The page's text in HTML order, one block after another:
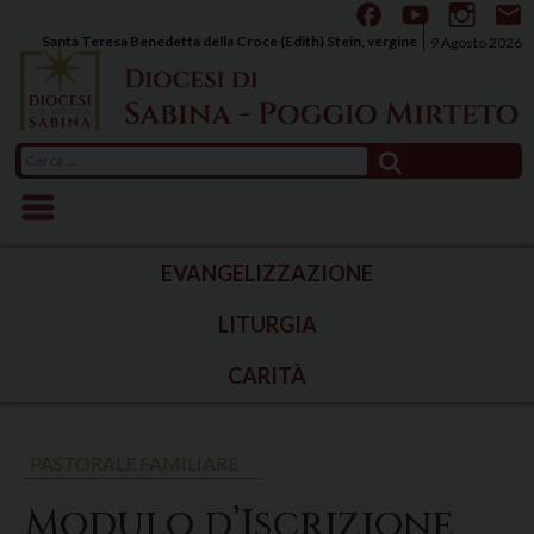
content
9 Agosto 2026
Santa Teresa Benedetta della Croce (Edith) Stein, vergine
per:
EVANGELIZZAZIONE
LITURGIA
CARITÀ
PASTORALE FAMILIARE